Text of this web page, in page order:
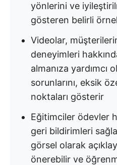
yönlerini ve
gösteren belirli
Videolar,
deneyimleri
almanıza yardımcı
sorunlarını, eksik
noktaları gösterir
Eğitimciler ödevler
geri bildirimleri
görsel olarak
önerebilir ve